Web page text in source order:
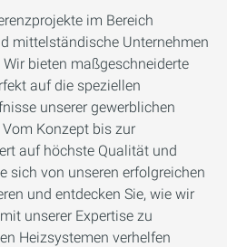
im Bereich
mittelständische Unternehmen
bieten maßgeschneiderte
auf die speziellen
unserer gewerblichen
Konzept bis zur
auf höchste Qualität und
sich von unseren erfolgreichen
und entdecken Sie, wie wir
unserer Expertise zu
Heizsystemen verhelfen